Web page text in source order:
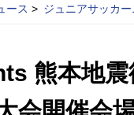
ース ジュニアサッカー
熊本地